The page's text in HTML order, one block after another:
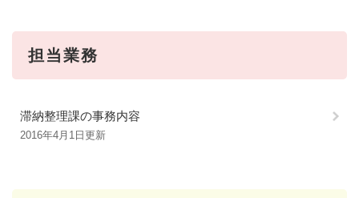
担当業務
滞納整理課の事務内容
2016年4月1日更新